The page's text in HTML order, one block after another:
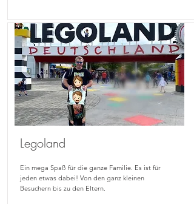
Legoland
Ein mega Spaß für die ganze Familie. Es ist für
jeden etwas dabei! Von den ganz kleinen
Besuchern bis zu den Eltern.